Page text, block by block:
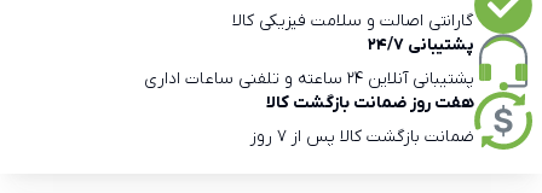
گارانتی اصالت و سلامت فیزیکی کالا
پشتیبانی 24/7
پشتیبانی آنلاین 24 ساعته و تلفنی ساعات اداری
هفت روز ضمانت بازگشت کالا
ضمانت بازگشت کالا پس از 7 روز